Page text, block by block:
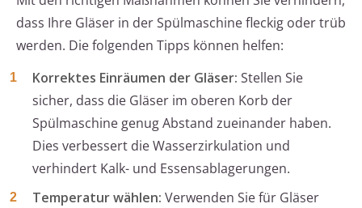
dass Ihre Gläser in der Spülmaschine fleckig oder trüb
werden. Die folgenden Tipps können helfen:
Korrektes Einräumen der Gläser: Stellen Sie
sicher, dass die Gläser im oberen Korb der
Spülmaschine genug Abstand zueinander haben.
Dies verbessert die Wasserzirkulation und
verhindert Kalk- und Essensablagerungen.
Temperatur wählen: Verwenden Sie für Gläser